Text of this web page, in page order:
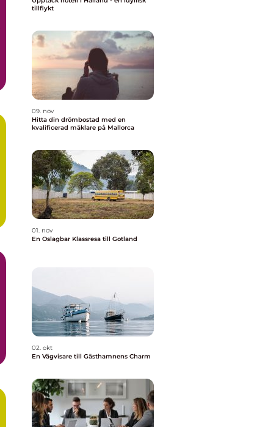
tillflykt
09. nov
Hitta din drömbostad med en
kvalificerad mäklare på Mallorca
01. nov
En Oslagbar Klassresa till Gotland
02. okt
En Vägvisare till Gästhamnens Charm